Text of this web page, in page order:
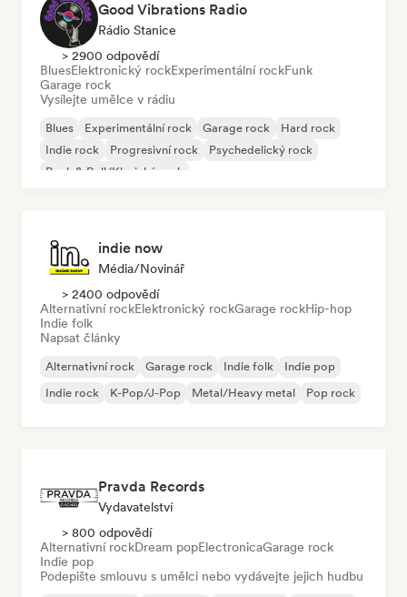
Good Vibrations Radio
Rádio Stanice
> 2900 odpovědí
BluesElektronický rockExperimentální rockFunk
Garage rock
Vysílejte umělce v rádiu
Blues Experimentální rock Garage rock
Hard rock
Indie rock
Progresivní rock
Psychedelický rock
Rock & Roll/Klasický rock
indie now
Média/novinář
> 2400 odpovědí
Alternativní rockElektronický rockGarage rockHip-hop
Indie folk
Napsat články
Alternativní rock Garage rock Indie folk
Indie pop
Indie rock
K-Pop/J-Pop Metal/Heavy metal Pop rock
Pravda Records
Vydavatelství
> 800 odpovědí
Alternativní rockDream popElectronicaGarage rock
Indie pop
Podepište smlouvu s umělci nebo vydávejte jejich hudbu